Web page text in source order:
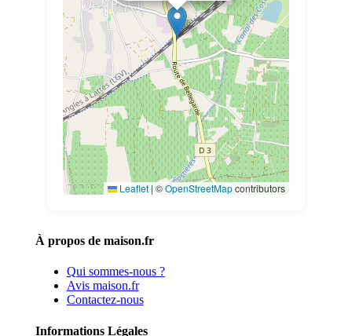
Leaflet|©OpenStreetMapcontributors
À propos de maison.fr
Qui sommes-nous ?
Avis maison.fr
Contactez-nous
Informations Légales